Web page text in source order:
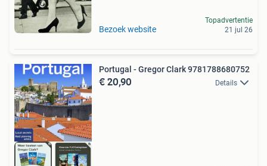
Bezoek website
Topadvertentie
21 jul 26
Portugal - Gregor Clark 9781788680752
€ 20,90 Details